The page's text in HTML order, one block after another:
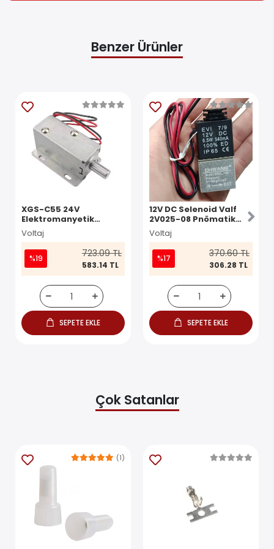
Benzer Ürünler
XGS-C55 24V
Elektromanyetik
Silindir Solenoid Kilit
Voltaj
%19 723.09 TL
583.14 TL
SEPETE EKLE
12V DC Selenoid Valf
2V025-08 Pnömatik
Valf
Voltaj
%17 370.60 TL
306.28 TL
SEPETE EKLE
Çok Satanlar
(1)